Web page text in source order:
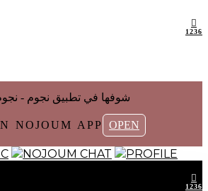
1236
شوفها في تطبیق نجوم -
NOJOUM APP OPEN
NOJOUM CHAT PROFILE
1236